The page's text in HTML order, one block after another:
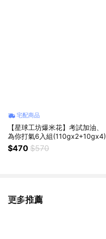
宅配商品
【星球工坊爆米花】考試加油、
為你打氣6入組(110gx2+10gx4)
$470 $570
更多推薦
看更多